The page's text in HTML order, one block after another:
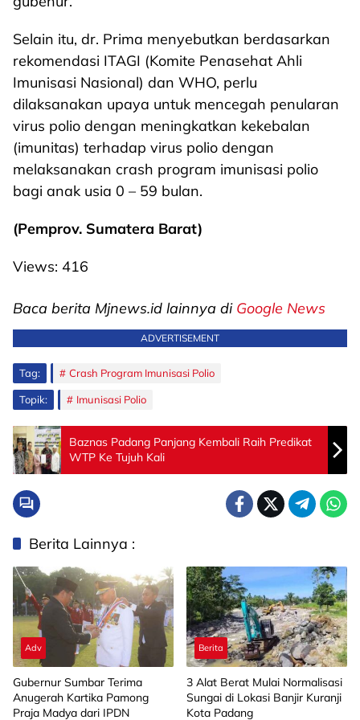
Selain itu, dr. Prima menyebutkan berdasarkan
rekomendasi ITAGI (Komite Penasehat Ahli
Imunisasi Nasional) dan WHO, perlu
dilaksanakan upaya untuk mencegah penularan
virus polio dengan meningkatkan kekebalan
(imunitas) terhadap virus polio dengan
melaksanakan crash program imunisasi polio
bagi anak usia 0 – 59 bulan.
(Pemprov. Sumatera Barat)
Views: 416
Baca berita Mjnews.id lainnya di Google News
ADVERTISEMENT
Tag: Crash Program Imunisasi Polio
Topik: Imunisasi Polio
Baznas Padang Panjang Kembali Raih Predikat
WTP Ke Tujuh Kali
Berita Lainnya :
Adv
Gubernur Sumbar Terima
Anugerah Kartika Pamong
Praja Madya dari IPDN
Berita
3 Alat Berat Mulai Normalisasi
Sungai di Lokasi Banjir Kuranji
Kota Padang